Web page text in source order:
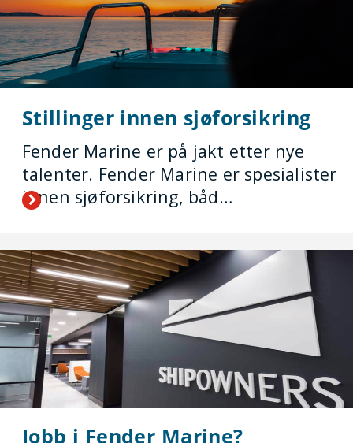
Stillinger innen sjøforsikring
Fender Marine er på jakt etter nye
talenter. Fender Marine er spesialister
innen sjøforsikring, båd…
Jobb i Fender Marine?